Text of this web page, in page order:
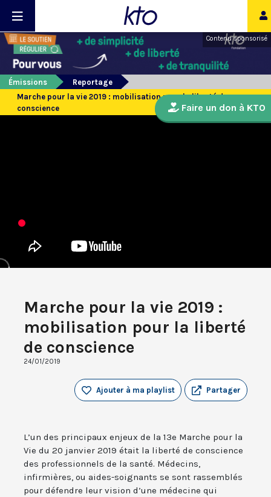
Contenu sponsorisé
Émissions
Reportage
Marche pour la vie 2019 : mobilisation pour la liberté de
conscience
Marche pour la vie 2019 :
mobilisation pour la liberté
de conscience
24/01/2019
Partager
Ajouter à ma playlist
L’un des principaux enjeux de la 13e Marche pour la
Vie du 20 janvier 2019 était la liberté de conscience
des professionnels de la santé. Médecins,
infirmières, ou aides-soignants se sont rassemblés
pour défendre leur vision d’une médecine qui
Faire un don à KTO